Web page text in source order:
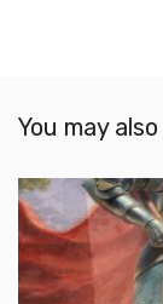
You may also